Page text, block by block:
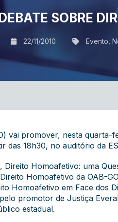
SOBRE
22/11/2010 Evento
vai promover, nesta
das 18h30, no auditório da
Homoafetivo: uma
Homoafetivo da OAB-
Homoafetivo em Face dos
promotor de Justiça
estadual.